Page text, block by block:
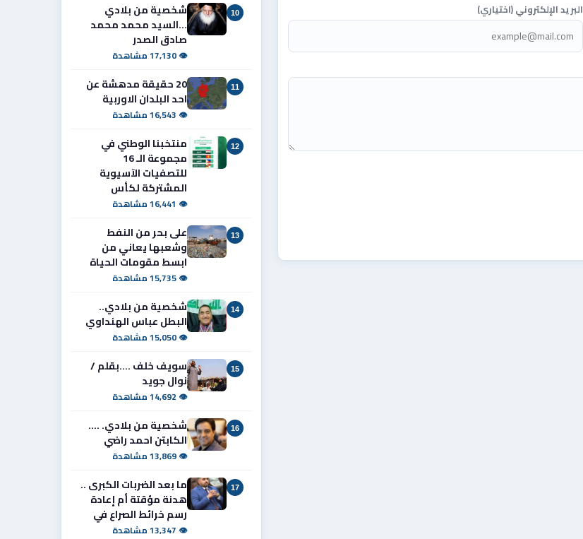
البريد الإلكتروني (اختياري) 10
شخصية من بلادي
...السيد محمد محمد
صادق الصدر
👁 17,130 مشاهدة
11
20 حقيقة مدهشة عن
احد البلدان الاوربية
👁 16,543 مشاهدة
12
منتخبنا الوطني في
مجموعة الـ 16
للتصفيات الآسيوية
المشتركة لكأس
👁 16,441 مشاهدة
13
على بحر من النفط
وشعبها يعاني من
ابسط مقومات الحياة
👁 15,735 مشاهدة
14
شخصية من بلادي..
البطل عباس الهنداوي
👁 15,050 مشاهدة
15
سويف خلف ....بقلم /
نوال جويد
👁 14,692 مشاهدة
16
شخصية من بلادي. ....
الكابتن احمد راضي
👁 13,869 مشاهدة
17
ما بعد الضربات الكبرى ..
هدنة مؤقتة أم إعادة
رسم خرائط الصراع في
👁 13,347 مشاهدة